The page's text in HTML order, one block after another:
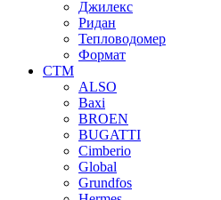
Джилекс
Ридан
Тепловодомер
Формат
СТМ
ALSO
Baxi
BROEN
BUGATTI
Cimberio
Global
Grundfos